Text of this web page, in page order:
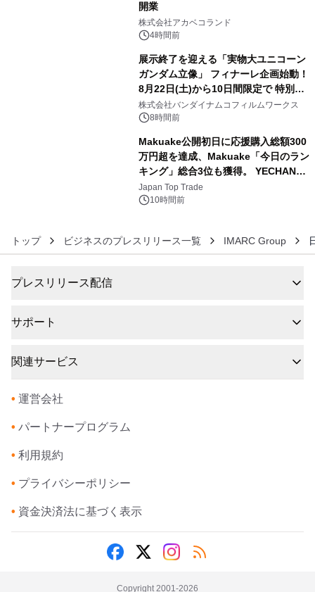
開業
株式会社アカベコランド
4時間前
展示終了を迎える「実物大ユニコーン
ガンダム立像」 フィナーレ企画始動！
8月22日(土)から10日間限定で 特別映
像『UNICORN GUNDAM Statue ―
BEYOND POSSIBILITY ―』を上映！
株式会社バンダイナムコフィルムワークス
8時間前
Makuake公開初日に応援購入総額300
万円超を達成、Makuake「今日のラン
キング」総合3位も獲得。 YECHAN音
浴シンギングボウル第2弾の大型サイ
ズ（XL・2XL・3XL）を先行販売中
Japan Top Trade
10時間前
トップ ビジネスのプレスリリース一覧 IMARC Group
プレスリリース配信
サポート
関連サービス
• 運営会社
• パートナープログラム
• 利用規約
• プライバシーポリシー
• 資金決済法に基づく表示
Copyright 2001-2026